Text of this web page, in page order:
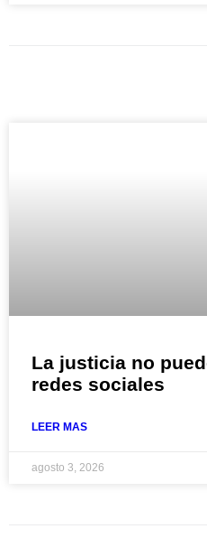
La justicia no
redes sociales
LEER MAS
agosto 3, 2026